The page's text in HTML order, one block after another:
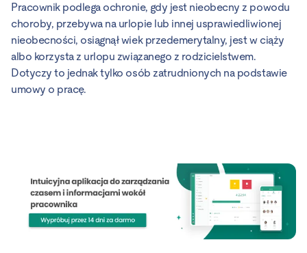
Pracownik podlega ochronie, gdy jest nieobecny z powodu
choroby, przebywa na urlopie lub innej usprawiedliwionej
nieobecności, osiągnął wiek przedemerytalny, jest w ciąży
albo korzysta z urlopu związanego z rodzicielstwem.
Dotyczy to jednak tylko osób zatrudnionych na podstawie
umowy o pracę.